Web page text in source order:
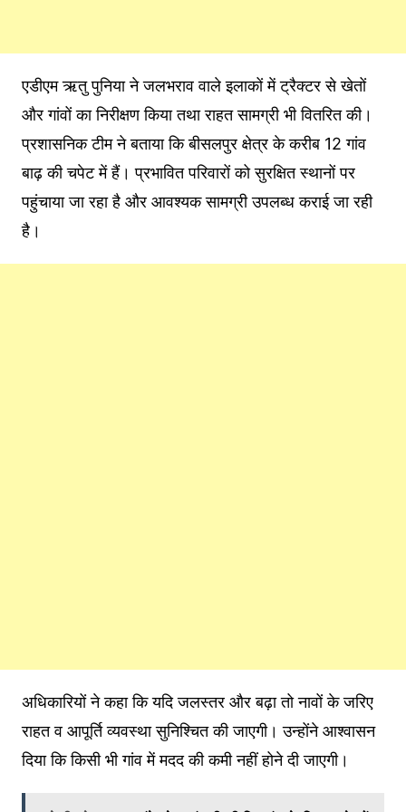
एडीएम ऋतु पुनिया ने जलभराव वाले इलाकों में ट्रैक्टर से खेतों
और गांवों का निरीक्षण किया तथा राहत सामग्री भी वितरित की।
प्रशासनिक टीम ने बताया कि बीसलपुर क्षेत्र के करीब 12 गांव
बाढ़ की चपेट में हैं। प्रभावित परिवारों को सुरक्षित स्थानों पर
पहुंचाया जा रहा है और आवश्यक सामग्री उपलब्ध कराई जा रही
है।
अधिकारियों ने कहा कि यदि जलस्तर और बढ़ा तो नावों के जरिए
राहत व आपूर्ति व्यवस्था सुनिश्चित की जाएगी। उन्होंने आश्वासन
दिया कि किसी भी गांव में मदद की कमी नहीं होने दी जाएगी।